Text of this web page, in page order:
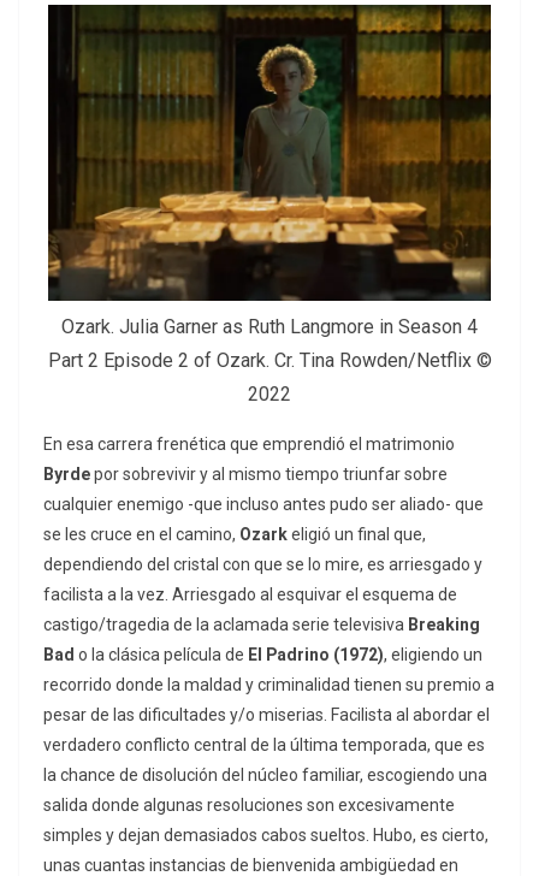
Ozark. Julia Garner as Ruth Langmore in Season 4
Part 2 Episode 2 of Ozark. Cr. Tina Rowden/Netflix ©
2022
En esa carrera frenética que emprendió el matrimonio
Byrdepor sobrevivir y al mismo tiempo triunfar sobre
cualquier enemigo -que incluso antes pudo ser aliado- que
se les cruce en el camino, Ozarkeligió un final que,
dependiendo del cristal con que se lo mire, es arriesgado y
facilista a la vez. Arriesgado al esquivar el esquema de
castigo/tragedia de la aclamada serie televisiva Breaking
Bad o la clásica película de El Padrino (1972), eligiendo un
recorrido donde la maldad y criminalidad tienen su premio a
pesar de las dificultades y/o miserias. Facilista al abordar el
verdadero conflicto central de la última temporada, que es
la chance de disolución del núcleo familiar, escogiendo una
salida donde algunas resoluciones son excesivamente
simples y dejan demasiados cabos sueltos. Hubo, es cierto,
unas cuantas instancias de bienvenida ambigüedad en